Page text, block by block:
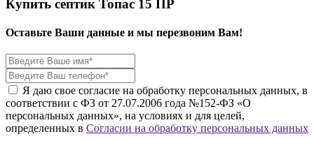
Купить септик Топас 15 ПР
Оставьте Ваши данные и мы перезвоним Вам!
Я даю свое согласие на обработку персональных данных, в
соответствии с ФЗ от 27.07.2006 года №152-ФЗ «О
персональных данных», на условиях и для целей,
определенных в Согласии на обработку персональных данных